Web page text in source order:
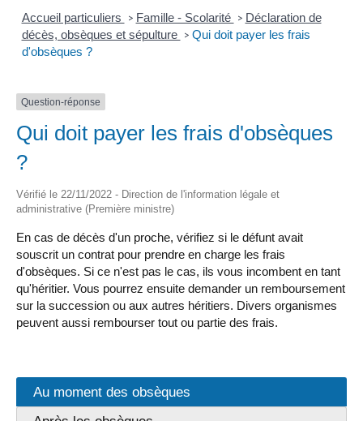
Accueil particuliers > Famille - Scolarité > Déclaration de
décès, obsèques et sépulture > Qui doit payer les frais
d'obsèques ?
Question-réponse
Qui doit payer les frais d'obsèques
?
Vérifié le 22/11/2022 - Direction de l'information légale et
administrative (Première ministre)
En cas de décès d'un proche, vérifiez si le défunt avait
souscrit un contrat pour prendre en charge les frais
d'obsèques. Si ce n'est pas le cas, ils vous incombent en tant
qu'héritier. Vous pourrez ensuite demander un remboursement
sur la succession ou aux autres héritiers. Divers organismes
peuvent aussi rembourser tout ou partie des frais.
Au moment des obsèques